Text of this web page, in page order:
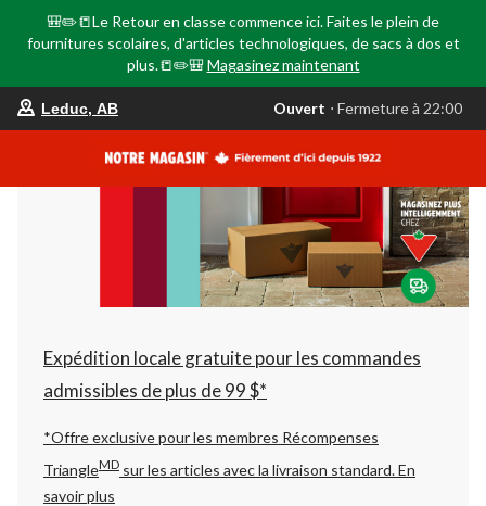
🎒✏️📒Le Retour en classe commence ici. Faites le plein de
fournitures scolaires, d'articles technologiques, de sacs à dos et
plus.📒✏️🎒 Magasinez maintenant
votre
est
AB,
Ouvert,
Fermeture
à
22:00
changer
Leduc, AB Ouvert ⋅ Fermeture à 22:00
Expédition locale gratuite pour les commandes
admissibles de plus de 99 $*
*Offre exclusive pour les membres Récompenses
TriangleMD sur les articles avec la livraison standard.En
savoir plus